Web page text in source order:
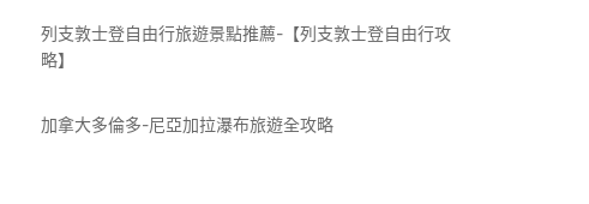
列支敦士登自由行旅遊景點推薦-【列支敦士登自由行攻
略】
加拿大多倫多-尼亞加拉瀑布旅遊全攻略